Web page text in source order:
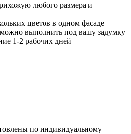
любого размера и
цветов в одном фасаде
выполнить под вашу задумку
1-2 рабочих дней
по индивидуальному